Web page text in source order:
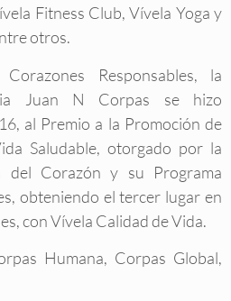
Fitness Club, Vívela Yoga y
otros.
Responsables, la
Juan N Corpas se hizo
al Premio a la Promoción de
Saludable, otorgado por la
del Corazón y su Programa
obteniendo el tercer lugar en
con Vívela Calidad de Vida.
Humana, Corpas Global,